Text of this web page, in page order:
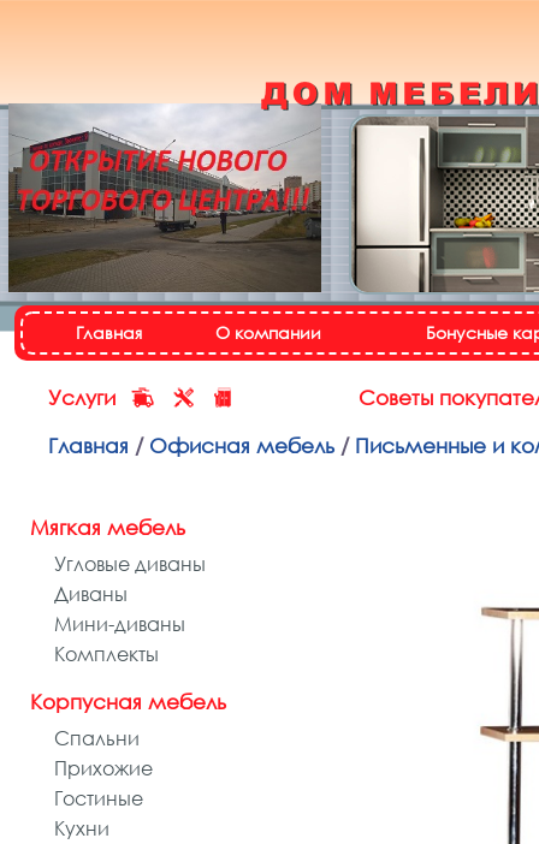
Кухонный гарнитур
«Настя»
Назад
Главная О компании Бонусные
Услуги
Советы
Главная / Офисная мебель / Письменные и
Мягкая мебель
Угловые диваны
Диваны
Мини-диваны
Комплекты
Корпусная мебель
Спальни
Прихожие
Гостиные
Кухни